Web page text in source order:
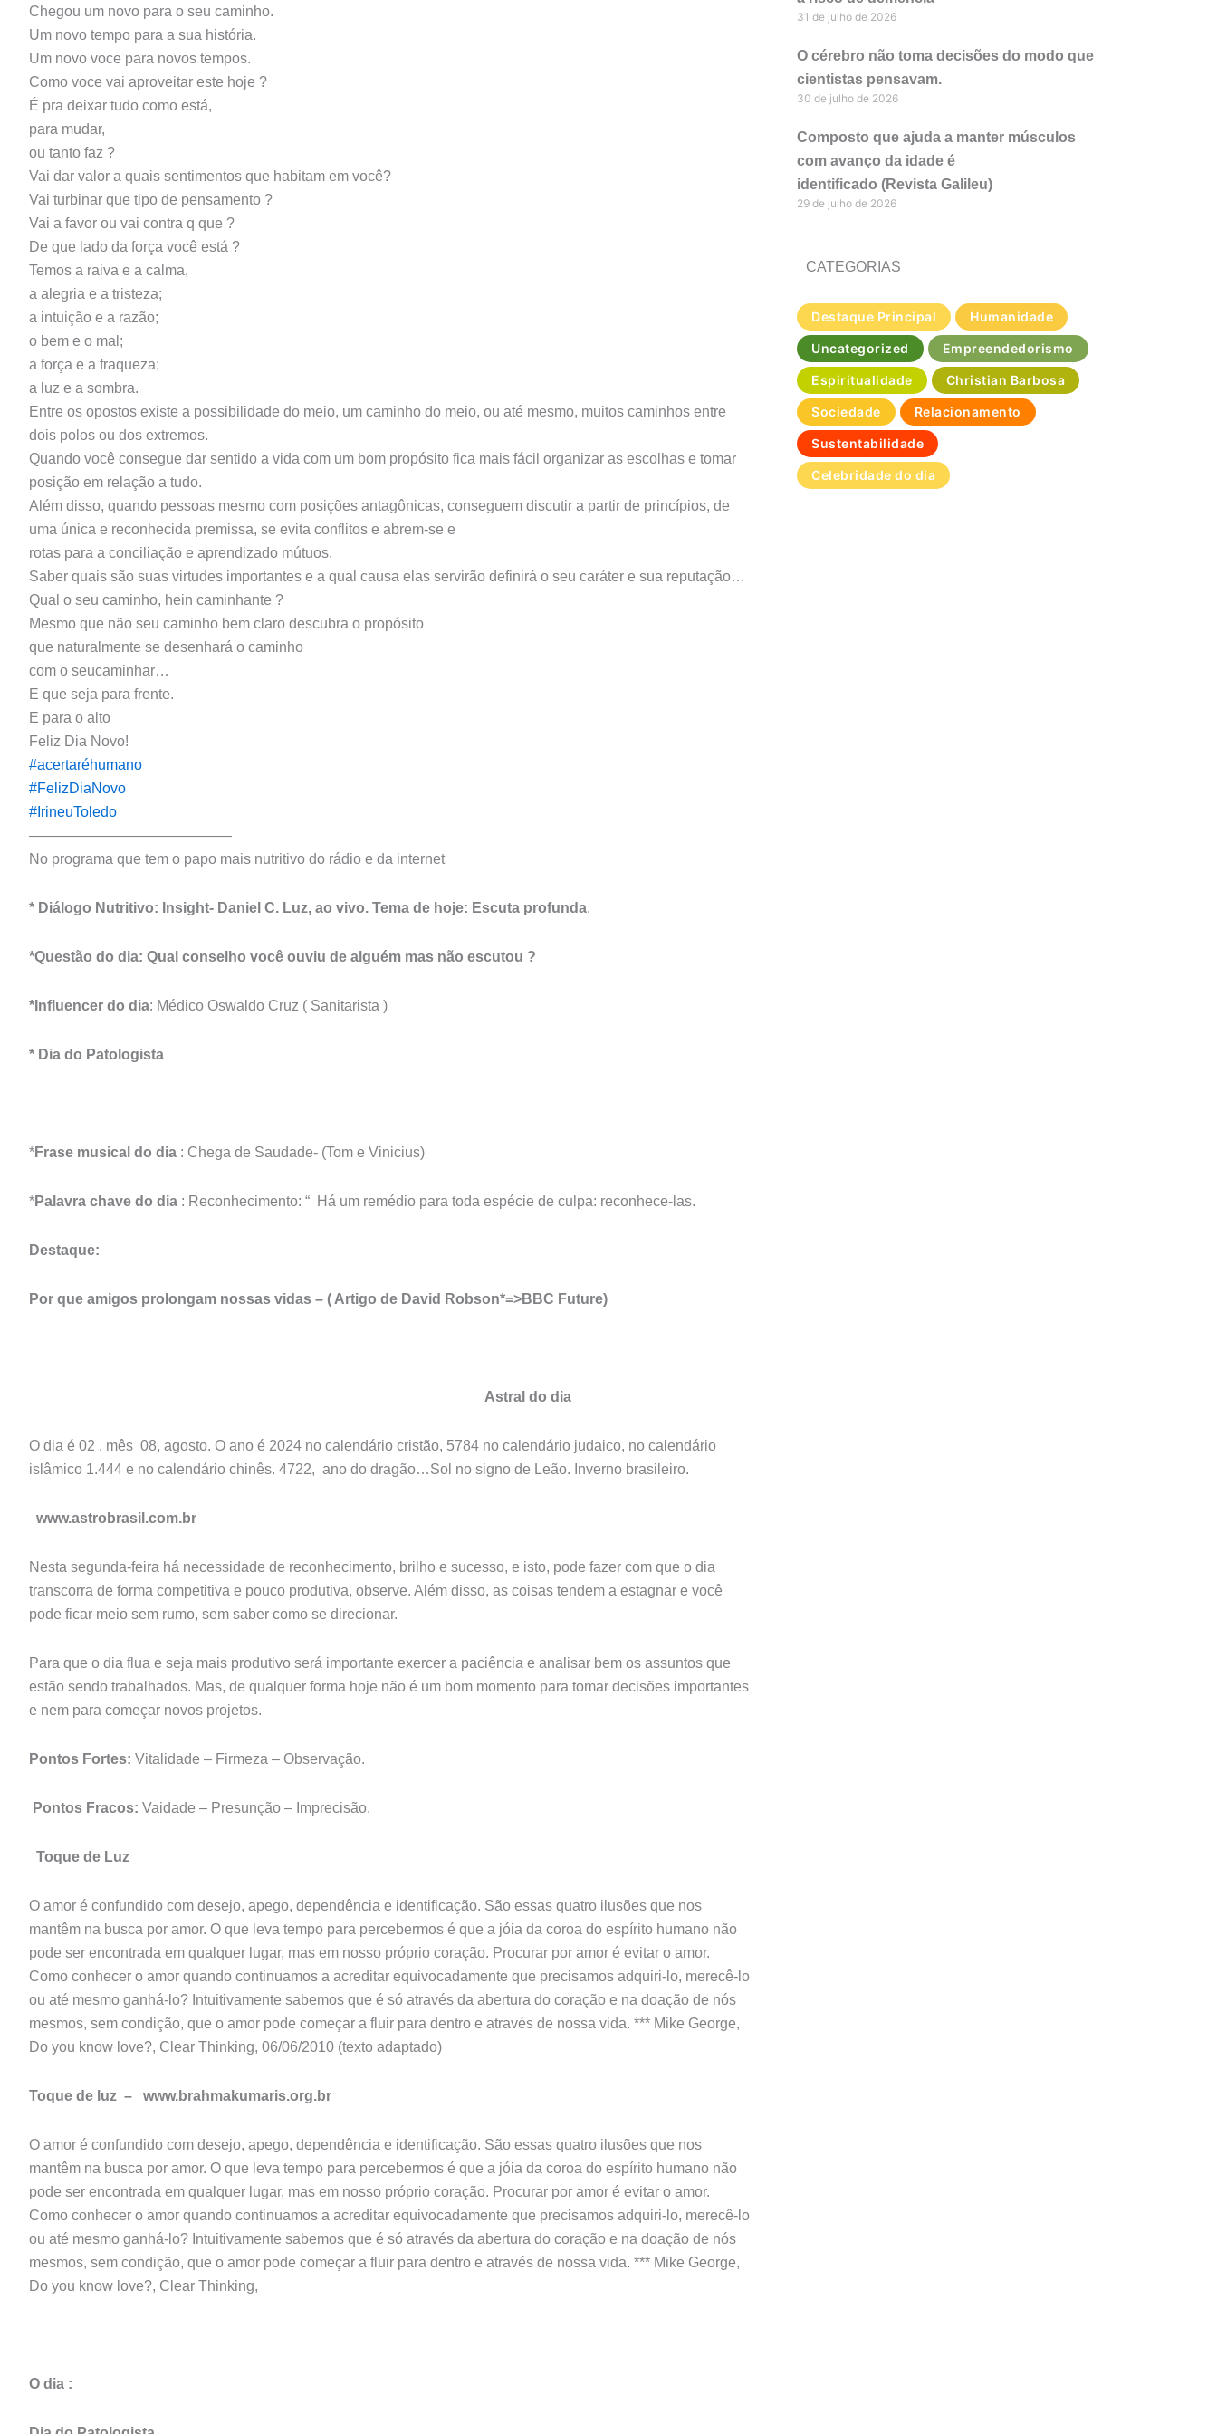
Chegou um novo para o seu caminho.
Um novo tempo para a sua história.
Um novo voce para novos tempos.
Como voce vai aproveitar este hoje ?
É pra deixar tudo como está,
para mudar,
ou tanto faz ?
Vai dar valor a quais sentimentos que habitam em você?
Vai turbinar que tipo de pensamento ?
Vai a favor ou vai contra q que ?
De que lado da força você está ?
Temos a raiva e a calma,
a alegria e a tristeza;
a intuição e a razão;
o bem e o mal;
a força e a fraqueza;
a luz e a sombra.
Entre os opostos existe a possibilidade do meio, um caminho do meio, ou até mesmo, muitos caminhos entre
dois polos ou dos extremos.
Quando você consegue dar sentido a vida com um bom propósito fica mais fácil organizar as escolhas e tomar
posição em relação a tudo.
Além disso, quando pessoas mesmo com posições antagônicas, conseguem discutir a partir de princípios, de
uma única e reconhecida premissa, se evita conflitos e abrem-se e
rotas para a conciliação e aprendizado mútuos.
Saber quais são suas virtudes importantes e a qual causa elas servirão definirá o seu caráter e sua reputação…
Qual o seu caminho, hein caminhante ?
Mesmo que não seu caminho bem claro descubra o propósito
que naturalmente se desenhará o caminho
com o seucaminhar…
E que seja para frente.
E para o alto
Feliz Dia Novo!
#acertaréhumano
#FelizDiaNovo
#IrineuToledo
——————————————
No programa que tem o papo mais nutritivo do rádio e da internet
* Diálogo Nutritivo: Insight- Daniel C. Luz, ao vivo. Tema de hoje: Escuta profunda.
*Questão do dia: Qual conselho você ouviu de alguém mas não escutou ?
*Influencer do dia: Médico Oswaldo Cruz ( Sanitarista )
* Dia do Patologista
*Frase musical do dia : Chega de Saudade- (Tom e Vinicius)
*Palavra chave do dia : Reconhecimento: “ Há um remédio para toda espécie de culpa: reconhece-las.
Destaque:
Por que amigos prolongam nossas vidas – ( Artigo de David Robson*=>BBC Future)
Astral do dia
O dia é 02 , mês 08, agosto. O ano é 2024 no calendário cristão, 5784 no calendário judaico, no calendário
islâmico 1.444 e no calendário chinês. 4722, ano do dragão…Sol no signo de Leão. Inverno brasileiro.
www.astrobrasil.com.br
Nesta segunda-feira há necessidade de reconhecimento, brilho e sucesso, e isto, pode fazer com que o dia
transcorra de forma competitiva e pouco produtiva, observe. Além disso, as coisas tendem a estagnar e você
pode ficar meio sem rumo, sem saber como se direcionar.
Para que o dia flua e seja mais produtivo será importante exercer a paciência e analisar bem os assuntos que
estão sendo trabalhados. Mas, de qualquer forma hoje não é um bom momento para tomar decisões importantes
e nem para começar novos projetos.
Pontos Fortes: Vitalidade – Firmeza – Observação.
Pontos Fracos: Vaidade – Presunção – Imprecisão.
Toque de Luz
O amor é confundido com desejo, apego, dependência e identificação. São essas quatro ilusões que nos
mantêm na busca por amor. O que leva tempo para percebermos é que a jóia da coroa do espírito humano não
pode ser encontrada em qualquer lugar, mas em nosso próprio coração. Procurar por amor é evitar o amor.
Como conhecer o amor quando continuamos a acreditar equivocadamente que precisamos adquiri-lo, merecê-lo
ou até mesmo ganhá-lo? Intuitivamente sabemos que é só através da abertura do coração e na doação de nós
mesmos, sem condição, que o amor pode começar a fluir para dentro e através de nossa vida. *** Mike George,
Do you know love?, Clear Thinking, 06/06/2010 (texto adaptado)
Toque de luz – www.brahmakumaris.org.br
O amor é confundido com desejo, apego, dependência e identificação. São essas quatro ilusões que nos
mantêm na busca por amor. O que leva tempo para percebermos é que a jóia da coroa do espírito humano não
pode ser encontrada em qualquer lugar, mas em nosso próprio coração. Procurar por amor é evitar o amor.
Como conhecer o amor quando continuamos a acreditar equivocadamente que precisamos adquiri-lo, merecê-lo
ou até mesmo ganhá-lo? Intuitivamente sabemos que é só através da abertura do coração e na doação de nós
mesmos, sem condição, que o amor pode começar a fluir para dentro e através de nossa vida. *** Mike George,
Do you know love?, Clear Thinking,
O dia :
31 de julho de 2026
O cérebro não toma decisões do modo que
cientistas pensavam.
30 de julho de 2026
Composto que ajuda a manter músculos
com avanço da idade é
identificado (Revista Galileu)
29 de julho de 2026
CATEGORIAS
Destaque Principal Humanidade
Uncategorized Empreendedorismo
Espiritualidade Christian Barbosa
Sociedade Relacionamento
Sustentabilidade
Celebridade do dia